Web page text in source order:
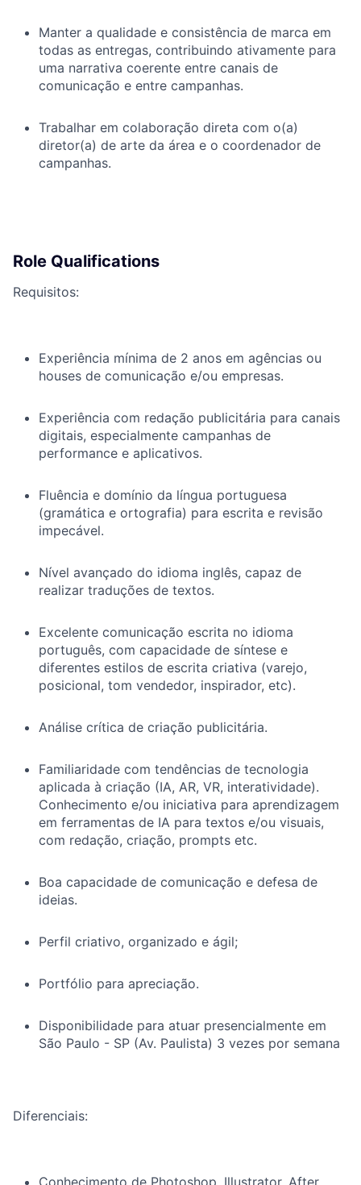
Manter a qualidade e consistência de marca em
todas as entregas, contribuindo ativamente para
uma narrativa coerente entre canais de
comunicação e entre campanhas.
Trabalhar em colaboração direta com o(a)
diretor(a) de arte da área e o coordenador de
campanhas.
Role Qualifications
Requisitos:
Experiência mínima de 2 anos em agências ou
houses de comunicação e/ou empresas.
Experiência com redação publicitária para canais
digitais, especialmente campanhas de
performance e aplicativos.
Fluência e domínio da língua portuguesa
(gramática e ortografia) para escrita e revisão
impecável.
Nível avançado do idioma inglês, capaz de
realizar traduções de textos.
Excelente comunicação escrita no idioma
português, com capacidade de síntese e
diferentes estilos de escrita criativa (varejo,
posicional, tom vendedor, inspirador, etc).
Análise crítica de criação publicitária.
Familiaridade com tendências de tecnologia
aplicada à criação (IA, AR, VR, interatividade).
Conhecimento e/ou iniciativa para aprendizagem
em ferramentas de IA para textos e/ou visuais,
com redação, criação, prompts etc.
Boa capacidade de comunicação e defesa de
ideias.
Perfil criativo, organizado e ágil;
Portfólio para apreciação.
Disponibilidade para atuar presencialmente em
São Paulo - SP (Av. Paulista) 3 vezes por semana
Diferenciais: